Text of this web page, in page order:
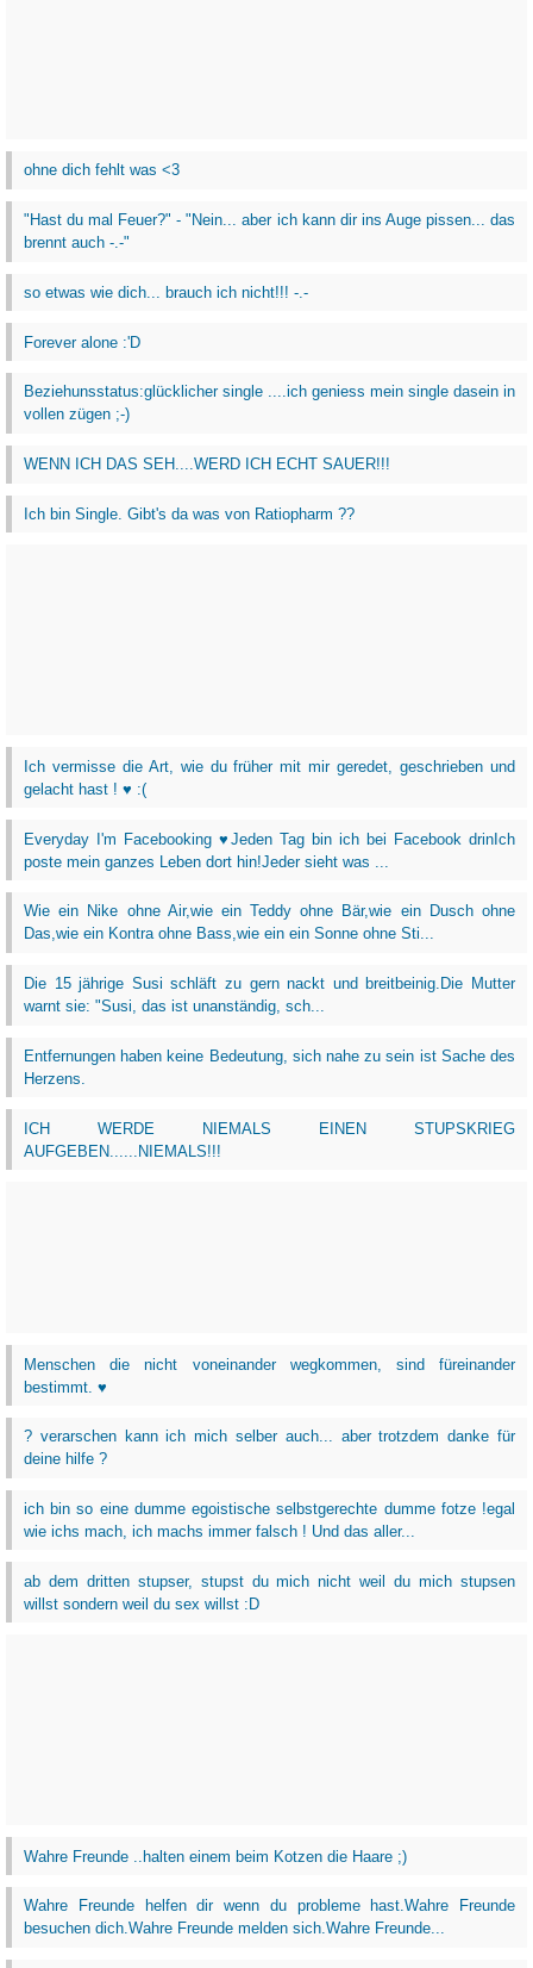
ohne dich fehlt was <3
"Hast du mal Feuer?" - "Nein... aber ich kann dir ins Auge pissen... das
brennt auch -.-"
so etwas wie dich... brauch ich nicht!!! -.-
Forever alone :'D
Beziehunsstatus:glücklicher single ....ich geniess mein single dasein in
vollen zügen ;-)
WENN ICH DAS SEH....WERD ICH ECHT SAUER!!!
Ich bin Single. Gibt's da was von Ratiopharm ??
Ich vermisse die Art, wie du früher mit mir geredet, geschrieben und
gelacht hast ! ♥ :(
Everyday I'm Facebooking ♥Jeden Tag bin ich bei Facebook drinIch
poste mein ganzes Leben dort hin!Jeder sieht was ...
Wie ein Nike ohne Air,wie ein Teddy ohne Bär,wie ein Dusch ohne
Das,wie ein Kontra ohne Bass,wie ein ein Sonne ohne Sti...
Die 15 jährige Susi schläft zu gern nackt und breitbeinig.Die Mutter
warnt sie: "Susi, das ist unanständig, sch...
Entfernungen haben keine Bedeutung, sich nahe zu sein ist Sache des
Herzens.
ICH WERDE NIEMALS EINEN STUPSKRIEG
AUFGEBEN......NIEMALS!!!
Menschen die nicht voneinander wegkommen, sind füreinander
bestimmt. ♥
? verarschen kann ich mich selber auch... aber trotzdem danke für
deine hilfe ?
ich bin so eine dumme egoistische selbstgerechte dumme fotze !egal
wie ichs mach, ich machs immer falsch ! Und das aller...
ab dem dritten stupser, stupst du mich nicht weil du mich stupsen
willst sondern weil du sex willst :D
Wahre Freunde ..halten einem beim Kotzen die Haare ;)
Wahre Freunde helfen dir wenn du probleme hast.Wahre Freunde
besuchen dich.Wahre Freunde melden sich.Wahre Freunde...